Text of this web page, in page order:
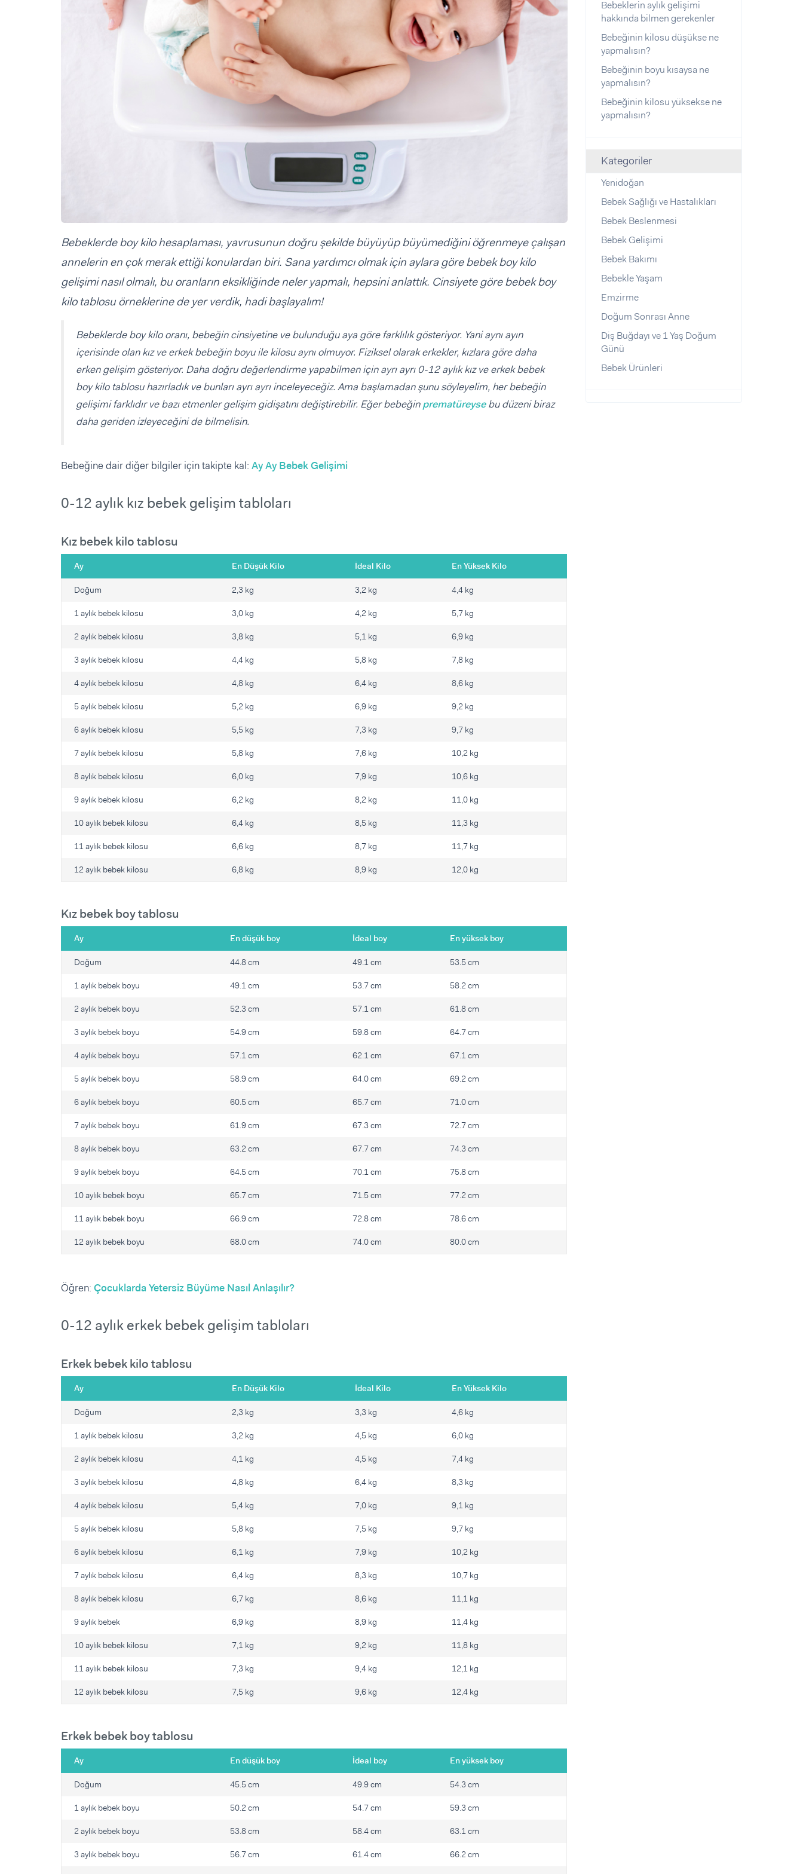
Videolar
Videolar
Eğlence
Ürünler
Sorular ve Yanıtlar
Makaleler
Bebeklerde boy kilo hesaplaması, yavrusunun doğru şekilde büyüyüp büyümediğini öğrenmeye çalışan
annelerin en çok merak ettiği konulardan biri. Sana yardımcı olmak için aylara göre bebek boy kilo
gelişimi nasıl olmalı, bu oranların eksikliğinde neler yapmalı, hepsini anlattık. Cinsiyete göre bebek boy
kilo tablosu örneklerine de yer verdik, hadi başlayalım!
Bebeklerde boy kilo oranı, bebeğin cinsiyetine ve bulunduğu aya göre farklılık gösteriyor. Yani aynı ayın
içerisinde olan kız ve erkek bebeğin boyu ile kilosu aynı olmuyor. Fiziksel olarak erkekler, kızlara göre daha
erken gelişim gösteriyor. Daha doğru değerlendirme yapabilmen için ayrı ayrı 0-12 aylık kız ve erkek bebek
boy kilo tablosu hazırladık ve bunları ayrı ayrı inceleyeceğiz. Ama başlamadan şunu söyleyelim, her bebeğin
gelişimi farklıdır ve bazı etmenler gelişim gidişatını değiştirebilir. Eğer bebeğinprematüreysebu düzeni biraz
daha geriden izleyeceğini de bilmelisin.
Bebeğine dair diğer bilgiler için takipte kal: Ay Ay Bebek Gelişimi
0-12 aylık kız bebek gelişim tabloları
Kız bebek kilo tablosu
Ay En Düşük Kilo İdeal Kilo En Yüksek Kilo
Doğum 2,3 kg 3,2 kg 4,4 kg
1 aylık bebek kilosu 3,0 kg 4,2 kg 5,7 kg
2 aylık bebek kilosu 3,8 kg 5,1 kg 6,9 kg
3 aylık bebek kilosu 4,4 kg 5,8 kg 7,8 kg
4 aylık bebek kilosu 4,8 kg 6,4 kg 8,6 kg
5 aylık bebek kilosu 5,2 kg 6,9 kg 9,2 kg
6 aylık bebek kilosu 5,5 kg 7,3 kg 9,7 kg
7 aylık bebek kilosu 5,8 kg 7,6 kg 10,2 kg
8 aylık bebek kilosu 6,0 kg 7,9 kg 10,6 kg
9 aylık bebek kilosu 6,2 kg 8,2 kg 11,0 kg
10 aylık bebek kilosu 6,4 kg 8,5 kg 11,3 kg
11 aylık bebek kilosu 6,6 kg 8,7 kg 11,7 kg
12 aylık bebek kilosu 6,8 kg 8,9 kg 12,0 kg
Kız bebek boy tablosu
Ay En düşük boy İdeal boy En yüksek boy
Doğum 44.8 cm 49.1 cm 53.5 cm
1 aylık bebek boyu 49.1 cm 53.7 cm 58.2 cm
2 aylık bebek boyu 52.3 cm 57.1 cm 61.8 cm
3 aylık bebek boyu 54.9 cm 59.8 cm 64.7 cm
4 aylık bebek boyu 57.1 cm 62.1 cm 67.1 cm
5 aylık bebek boyu 58.9 cm 64.0 cm 69.2 cm
6 aylık bebek boyu 60.5 cm 65.7 cm 71.0 cm
7 aylık bebek boyu 61.9 cm 67.3 cm 72.7 cm
8 aylık bebek boyu 63.2 cm 67.7 cm 74.3 cm
9 aylık bebek boyu 64.5 cm 70.1 cm 75.8 cm
10 aylık bebek boyu 65.7 cm 71.5 cm 77.2 cm
11 aylık bebek boyu 66.9 cm 72.8 cm 78.6 cm
12 aylık bebek boyu 68.0 cm 74.0 cm 80.0 cm
Öğren: Çocuklarda Yetersiz Büyüme Nasıl Anlaşılır?
0-12 aylık erkek bebek gelişim tabloları
Erkek bebek kilo tablosu
Ay En Düşük Kilo İdeal Kilo En Yüksek Kilo
Doğum 2,3 kg 3,3 kg 4,6 kg
1 aylık bebek kilosu 3,2 kg 4,5 kg 6,0 kg
2 aylık bebek kilosu 4,1 kg 4,5 kg 7,4 kg
3 aylık bebek kilosu 4,8 kg 6,4 kg 8,3 kg
4 aylık bebek kilosu 5,4 kg 7,0 kg 9,1 kg
5 aylık bebek kilosu 5,8 kg 7,5 kg 9,7 kg
6 aylık bebek kilosu 6,1 kg 7,9 kg 10,2 kg
7 aylık bebek kilosu 6,4 kg 8,3 kg 10,7 kg
8 aylık bebek kilosu 6,7 kg 8,6 kg 11,1 kg
9 aylık bebek 6,9 kg 8,9 kg 11,4 kg
10 aylık bebek kilosu 7,1 kg 9,2 kg 11,8 kg
11 aylık bebek kilosu 7,3 kg 9,4 kg 12,1 kg
12 aylık bebek kilosu 7,5 kg 9,6 kg 12,4 kg
Erkek bebek boy tablosu
Ay En düşük boy İdeal boy En yüksek boy
Doğum 45.5 cm 49.9 cm 54.3 cm
1 aylık bebek boyu 50.2 cm 54.7 cm 59.3 cm
2 aylık bebek boyu 53.8 cm 58.4 cm 63.1 cm
3 aylık bebek boyu 56.7 cm 61.4 cm 66.2 cm
Bebeklerin aylık gelişimi
hakkında bilmen gerekenler
Bebeğinin kilosu düşükse ne
yapmalısın?
Bebeğinin boyu kısaysa ne
yapmalısın?
Bebeğinin kilosu yüksekse ne
yapmalısın?
Kategoriler
Yenidoğan
Bebek Sağlığı ve Hastalıkları
Bebek Beslenmesi
Bebek Gelişimi
Bebek Bakımı
Bebekle Yaşam
Emzirme
Doğum Sonrası Anne
Diş Buğdayı ve 1 Yaş Doğum
Günü
Bebek Ürünleri